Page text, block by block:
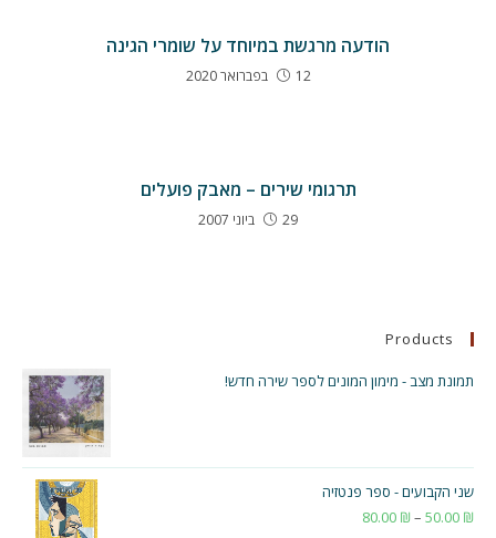
הודעה מרגשת במיוחד על שומרי הגינה
12 בפברואר 2020
תרגומי שירים – מאבק פועלים
29 ביוני 2007
Products
תמונת מצב - מימון המונים לספר שירה חדש!
שני הקבועים - ספר פנטזיה
50.00 ₪
–
80.00 ₪